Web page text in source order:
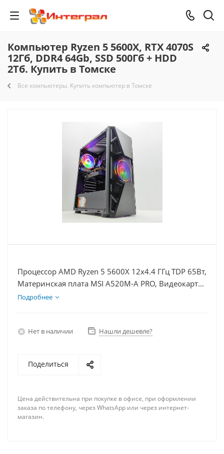
Компьютер Ryzen 5 5600X, RTX 4070S
12Гб, DDR4 64Gb, SSD 500Гб + HDD
2Тб. Купить в Томске
Все компьютеры. Купить компьютер в Томске
Процессор AMD Ryzen 5 5600X 12x4.4 ГГц TDP 65Вт,
Материнская плата MSI A520M-A PRO, Видеокарта
RTX 4070S 12Гб, Память DDR4 64Gb, Диски
Подробнее
Нет в наличии Нашли дешевле?
Поделиться
Цена действительна при покупке в офисе, при оформлении
заказа по телефону, через WhatsApp или через интернет-
магазин.